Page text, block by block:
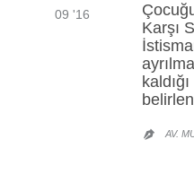
09 '16
Karşı
 AV.